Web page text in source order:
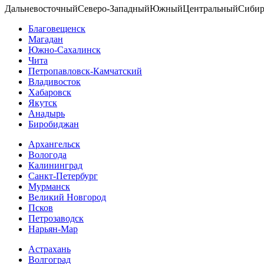
ДальневосточныйСеверо-ЗападныйЮжныйЦентральный
Благовещенск
Магадан
Южно-Сахалинск
Чита
Петропавловск-Камчатский
Владивосток
Хабаровск
Якутск
Анадырь
Биробиджан
Архангельск
Вологода
Калининград
Санкт-Петербург
Мурманск
Великий Новгород
Псков
Петрозаводск
Нарьян-Мар
Астрахань
Волгоград